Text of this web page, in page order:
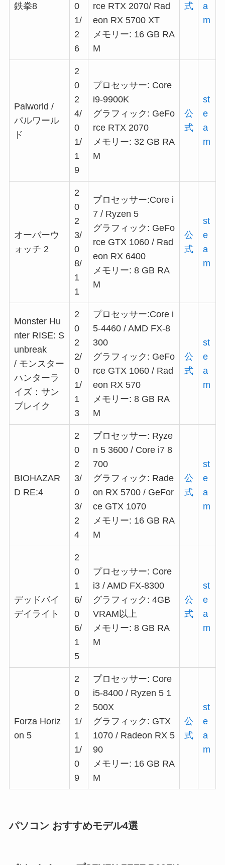
鉄拳8
0
1/
2
6
rce RTX 2070/ Rad
eon RX 5700 XT
メモリー: 16 GB RA
M
式
a
m
Palworld /
パルワール
ド
2
0
2
4/
0
1/
1
9
プロセッサー: Core
i9-9900K
グラフィック: GeFo
rce RTX 2070
メモリー: 32 GB RA
M
公
式
st
e
a
m
オーバーウ
ォッチ 2
2
0
2
3/
0
8/
1
1
プロセッサー:Core i
7 / Ryzen 5
グラフィック: GeFo
rce GTX 1060 / Rad
eon RX 6400
メモリー: 8 GB RA
M
公
式
st
e
a
m
Monster Hu
nter RISE: S
unbreak
/ モンスター
ハンターラ
イズ：サン
ブレイク
2
0
2
2/
0
1/
1
3
プロセッサー:Core i
5-4460 / AMD FX-8
300
グラフィック: GeFo
rce GTX 1060 / Rad
eon RX 570
メモリー: 8 GB RA
M
公
式
st
e
a
m
BIOHAZAR
D RE:4
2
0
2
3/
0
3/
2
4
プロセッサー: Ryze
n 5 3600 / Core i7 8
700
グラフィック: Rade
on RX 5700 / GeFor
ce GTX 1070
メモリー: 16 GB RA
M
公
式
st
e
a
m
デッドバイ
デイライト
2
0
1
6/
0
6/
1
5
プロセッサー: Core
i3 / AMD FX-8300
グラフィック: 4GB
VRAM以上
メモリー: 8 GB RA
M
公
式
st
e
a
m
Forza Horiz
on 5
2
0
2
1/
1
1/
0
9
プロセッサー: Core
i5-8400 / Ryzen 5 1
500X
グラフィック: GTX
1070 / Radeon RX 5
90
メモリー: 16 GB RA
M
公
式
st
e
a
m
パソコン おすすめモデル4選